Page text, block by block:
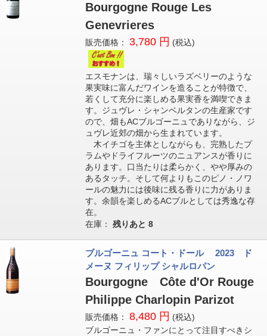
Bourgogne Rouge Les
Genevrieres
販売価格： 3,780 円 (税込)
エスモナンは、瑞々しいラズベリーのような
果実味に富んだワインを造ることが特徴で、
若くして充分に楽しめる果実香を満喫できま
す。ジュヴレ・シャンベルタンの生産家です
ので、畑もACブルゴーニュでありながら、ジ
ュヴレ近郊の畑から生まれています。
木イチゴを主体としながらも、完熟したプ
ラムやドライフルーツのニュアンスが香りに
あります。口当たりは柔らかく、やや厚みの
あるタッチ。そして何よりもこのピノ・ノワ
ールの魅力には後味に残る香りに力がありま
す。余韻を楽しめるACブルとしては秀逸な存
在。
在庫： 残りあと 8
ブルゴーニュ コート・ドール 2023 ド
メーヌ フィリップ シャルロパン
Bourgogne Côte d'Or Rouge
Philippe Charlopin Parizot
販売価格： 8,480 円 (税込)
ブルゴーニュ・ファンにとって注目すべきシ